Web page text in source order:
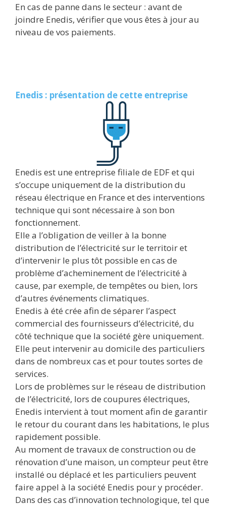
En cas de panne dans le secteur : avant de
joindre Enedis, vérifier que vous êtes à jour au
niveau de vos paiements.
Enedis : présentation de cette entreprise
Enedis est une entreprise filiale de EDF et qui
s’occupe uniquement de la distribution du
réseau électrique en France et des interventions
technique qui sont nécessaire à son bon
fonctionnement.
Elle a l’obligation de veiller à la bonne
distribution de l’électricité sur le territoir et
d’intervenir le plus tôt possible en cas de
problème d’acheminement de l’électricité à
cause, par exemple, de tempêtes ou bien, lors
d’autres événements climatiques.
Enedis à été crée afin de séparer l’aspect
commercial des fournisseurs d’électricité, du
côté technique que la société gère uniquement.
Elle peut intervenir au domicile des particuliers
dans de nombreux cas et pour toutes sortes de
services.
Lors de problèmes sur le réseau de distribution
de l’électricité, lors de coupures électriques,
Enedis intervient à tout moment afin de garantir
le retour du courant dans les habitations, le plus
rapidement possible.
Au moment de travaux de construction ou de
rénovation d’une maison, un compteur peut être
installé ou déplacé et les particuliers peuvent
faire appel à la société Enedis pour y procéder.
Dans des cas d’innovation technologique, tel que